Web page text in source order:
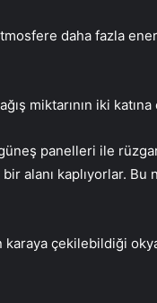
daha fazla
miktarının iki katına
panelleri ile
alanı kaplıyorlar.
karaya çekilebildiği